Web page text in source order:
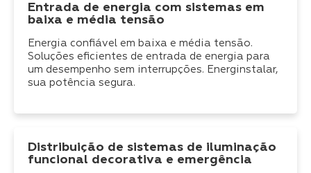
Entrada de energia com sistemas em
baixa e média tensão
Energia confiável em baixa e média tensão.
Soluções eficientes de entrada de energia para
um desempenho sem interrupções. Energinstalar,
sua potência segura.
Distribuição de sistemas de iluminação
funcional decorativa e emergência